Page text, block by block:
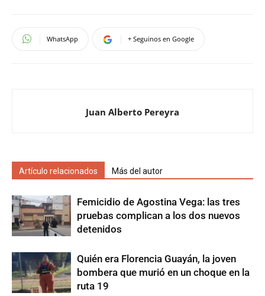
WhatsApp + Seguinos en Google
Juan Alberto Pereyra
Artículo relacionados Más del autor
Femicidio de Agostina Vega: las tres
pruebas complican a los dos nuevos
detenidos
Quién era Florencia Guayán, la joven
bombera que murió en un choque en la
ruta 19